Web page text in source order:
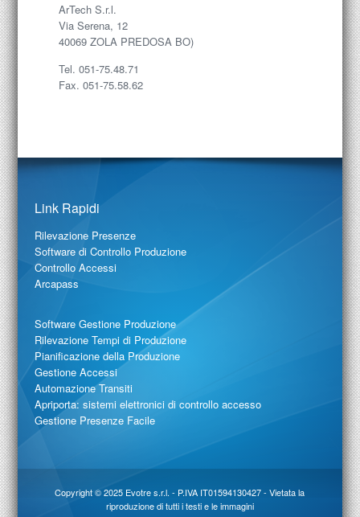
ArTech S.r.l.
Via Serena, 12
40069 ZOLA PREDOSA BO)
Tel. 051-75.48.71
Fax. 051-75.58.62
Link Rapidi
Rilevazione Presenze
Software di Controllo Produzione
Controllo Accessi
Arcapass
Software Gestione Produzione
Rilevazione Tempi di Produzione
Pianificazione della Produzione
Gestione Accessi
Automazione Transiti
Apriporta: sistemi elettronici di controllo accesso
Gestione Presenze Facile
Copyright © 2025 Evotre s.r.l. - P.IVA IT01594130427 - Vietata la
riproduzione di tutti i testi e le immagini